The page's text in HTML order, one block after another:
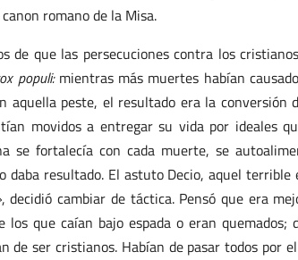
romano de la Misa.
de que las persecuciones contra los
populi:mientras más muertes habían
aquella peste, el resultado era la conversión
movidos a entregar su vida por ideales
se fortalecía con cada muerte, se
daba resultado. El astuto Decio, aquel
, decidió cambiar de táctica. Pensó que era
que caían bajo espada o eran quemados;
de ser cristianos. Habían de pasar todos por